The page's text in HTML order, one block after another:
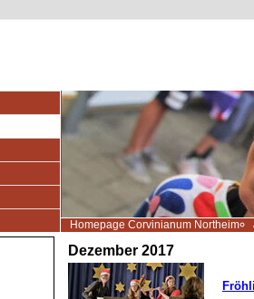
Homepage Corvinianum Northeim
Dezember 2017